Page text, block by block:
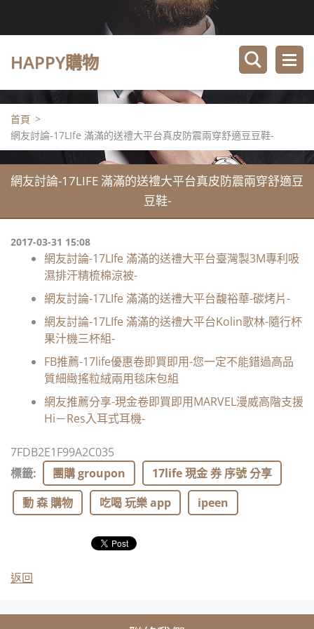
HAPPY購物
首頁 >
網友討論-17LIfe 滿滿的送禮大平台真皮防震兩穿舒適豆豆鞋-
網友討論-17LIFE 滿滿的送禮大平台真皮防震兩穿舒適豆
豆鞋-
2017-03-31 15:08
網友討論-17LIfe 滿滿的送禮大平台臺灣製3M專利吸
濕排汗精梳棉涼被-
網友討論-17LIfe 滿滿的送禮大平台馥裕華-碳烤片-
網友討論-17LIfe 滿滿的送禮大平台Kolin歌林-隨行杯
果汁機三杯組-
FB推薦-17life優惠卷即買即用-您一定不能錯過高品
質細緻搖粒絨兩用毯床包組
網友推薦分享-現金卷即買即用MARVEL漫威高階支援
Hi－Res入耳式耳機-
7FDB2E1F99A2C035
標籤: 團購 groupon
17life 現金 券 序號 分享
動 森 購物
吃喝 玩樂 app ipeen
返回